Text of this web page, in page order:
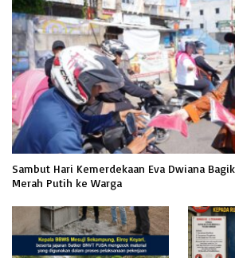
Sambut Hari Kemerdekaan Eva Dwiana
Merah Putih ke Warga